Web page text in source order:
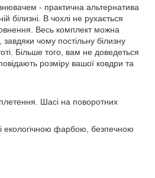
- практична альтернатива
білизні. В чохлі не рухається
Весь комплект можна
чому постільну білизну
Більше того, вам не доведеться
розміру вашої ковдри та
Шасі на поворотних
екологічною фарбою, безпечною